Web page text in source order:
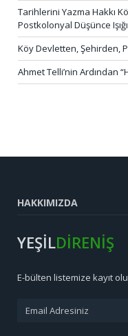
Tarihlerini Yazma Hakkı
Postkolonyal Düşünce
Köy Devletten, Şehirden,
Ahmet Telli’nin Ardından
HAKKIMIZDA
YEŞİLDİRENİŞ
E-bülten listemize kayıt